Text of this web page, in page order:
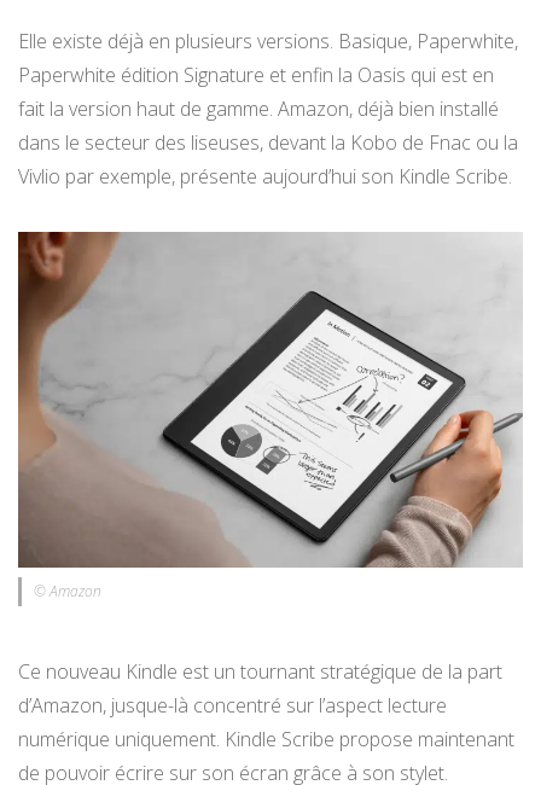
Elle existe déjà en plusieurs versions. Basique, Paperwhite,
Paperwhite édition Signature et enfin la Oasis qui est en
fait la version haut de gamme. Amazon, déjà bien installé
dans le secteur des liseuses, devant la Kobo de Fnac ou la
Vivlio par exemple, présente aujourd’hui son Kindle Scribe.
© Amazon
Ce nouveau Kindle est un tournant stratégique de la part
d’Amazon, jusque-là concentré sur l’aspect lecture
numérique uniquement. Kindle Scribe propose maintenant
de pouvoir écrire sur son écran grâce à son stylet.